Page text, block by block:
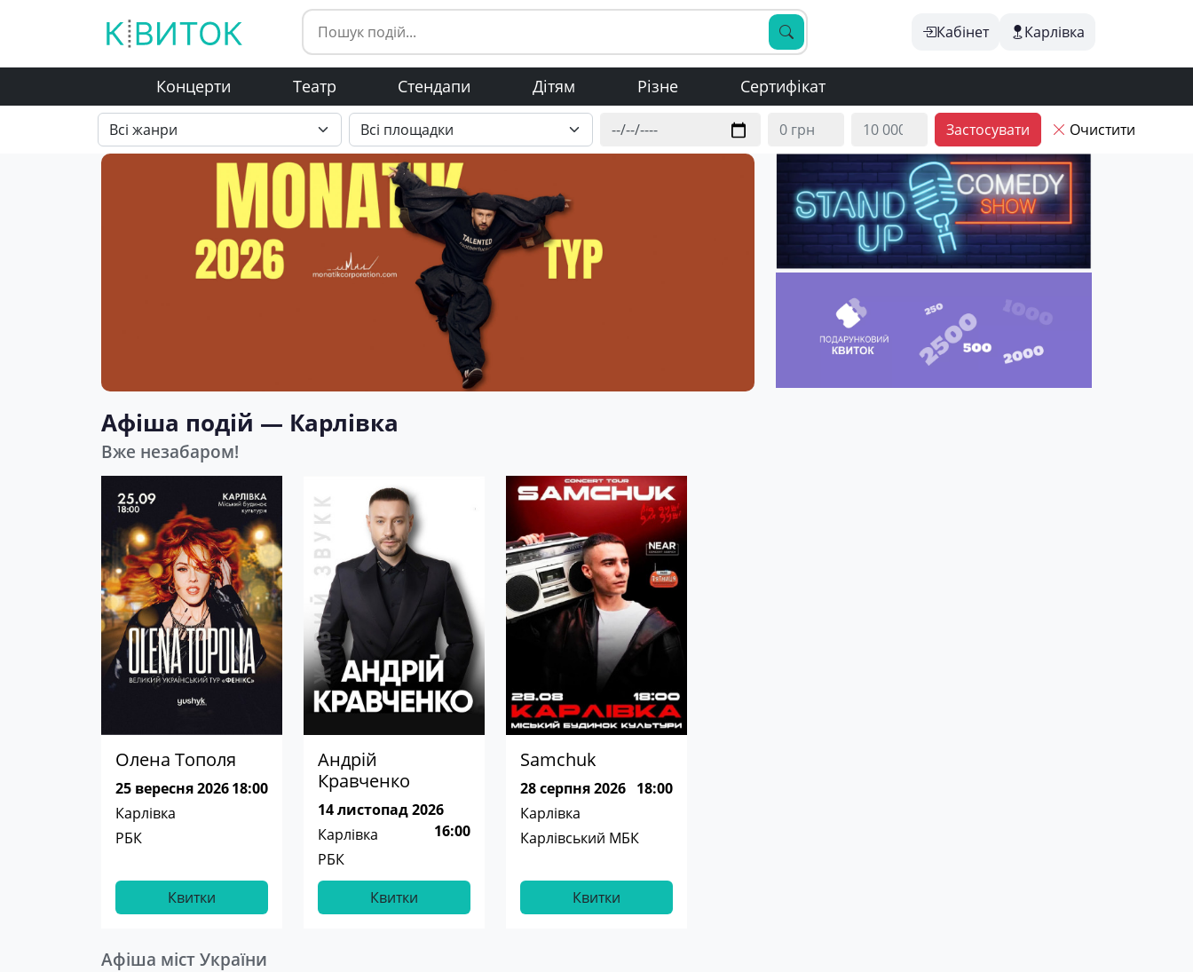
Кабінет Карлівка
Концерти Театр Стендапи Дітям Різне Сертифікат
Застосувати Очистити
Афіша подій — Карлівка
Вже незабаром!
Олена Тополя
25 вересня 202618:00
Карлівка
РБК
Квитки
Андрій
Кравченко
14 листопад 2026
16:00
Карлівка
РБК
Квитки
Samchuk
28 серпня 2026 18:00
Карлівка
Карлівський МБК
Квитки
Афіша міст України